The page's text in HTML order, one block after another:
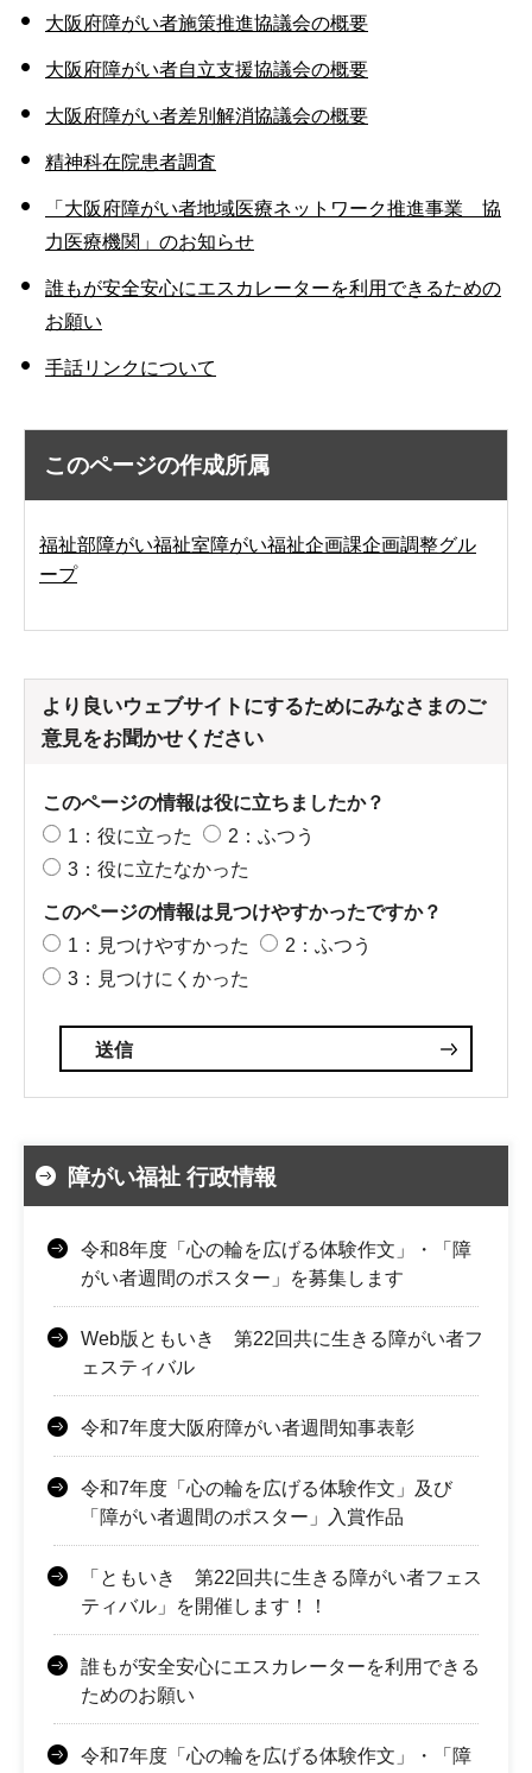
大阪府障がい者施策推進協議会の概要
大阪府障がい者自立支援協議会の概要
大阪府障がい者差別解消協議会の概要
精神科在院患者調査
「大阪府障がい者地域医療ネットワーク推進事業 協
力医療機関」のお知らせ
誰もが安全安心にエスカレーターを利用できるための
お願い
手話リンクについて
このページの作成所属
福祉部障がい福祉室障がい福祉企画課企画調整グル
ープ
より良いウェブサイトにするためにみなさまのご
意見をお聞かせください
このページの情報は役に立ちましたか？
1：役に立った
2：ふつう
3：役に立たなかった
このページの情報は見つけやすかったですか？
1：見つけやすかった
2：ふつう
3：見つけにくかった
障がい福祉 行政情報
令和8年度「心の輪を広げる体験作文」・「障
がい者週間のポスター」を募集します
Web版ともいき 第22回共に生きる障がい者フ
ェスティバル
令和7年度大阪府障がい者週間知事表彰
令和7年度「心の輪を広げる体験作文」及び
「障がい者週間のポスター」入賞作品
「ともいき 第22回共に生きる障がい者フェス
ティバル」を開催します！！
誰もが安全安心にエスカレーターを利用できる
ためのお願い
令和7年度「心の輪を広げる体験作文」・「障